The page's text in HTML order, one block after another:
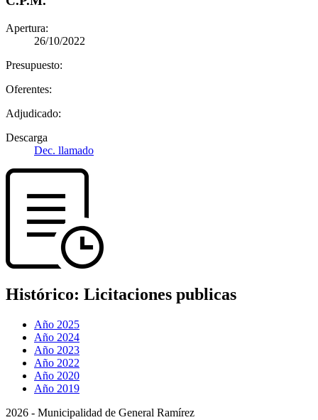
Apertura:
26/10/2022
Presupuesto:
Oferentes:
Adjudicado:
Descarga
Dec. llamado
Histórico: Licitaciones publicas
Año 2025
Año 2024
Año 2023
Año 2022
Año 2020
Año 2019
2026 - Municipalidad de General Ramírez